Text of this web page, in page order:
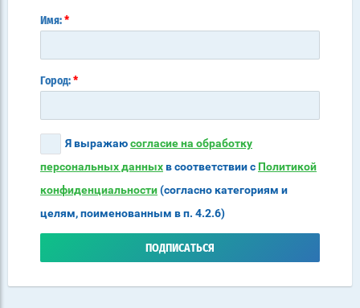
Имя: *
Город: *
Я выражаюсогласие на обработку
персональных данныхв соответствии с Политикой
конфиденциальности(согласно категориям и
целям, поименованным в п. 4.2.6)
ПОДПИСАТЬСЯ